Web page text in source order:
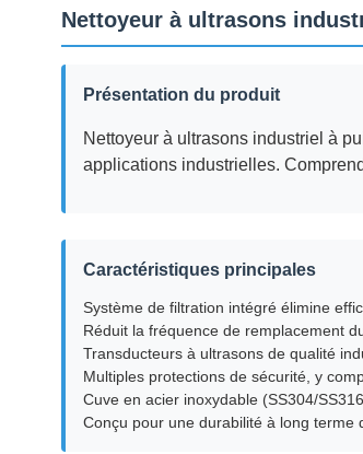
Nettoyeur à ultrasons
Présentation du produit
Nettoyeur à ultrasons industriel à
applications industrielles.
Caractéristiques principales
Système de filtration intégré élimine
Réduit la fréquence de remplacement
Transducteurs à ultrasons de qualité
Multiples protections de sécurité, y
Cuve en acier inoxydable (SS304/
Conçu pour une durabilité à long terme